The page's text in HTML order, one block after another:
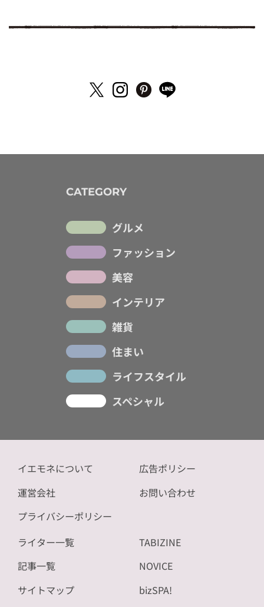
CATEGORY
グルメ
ファッション
美容
インテリア
雑貨
住まい
ライフスタイル
スペシャル
イエモネについて
運営会社
プライバシーポリシー
広告ポリシー
お問い合わせ
ライター一覧
記事一覧
サイトマップ
TABIZINE
NOVICE
bizSPA!